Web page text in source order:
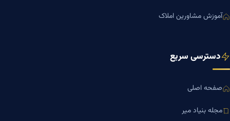
آموزش مشاورین املاک
دسترسی سریع
صفحه اصلی
مجله بنیاد میر